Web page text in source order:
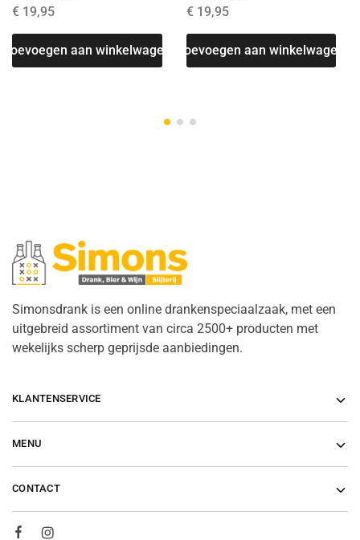
€ 19,95
Toevoegen aan winkelwagen
€19,95
Toevoegen aan winkelwagen
Simonsdrank is een online drankenspeciaalzaak, met een
uitgebreid assortiment van circa 2500+ producten met
wekelijks scherp geprijsde aanbiedingen.
KLANTENSERVICE
MENU
CONTACT